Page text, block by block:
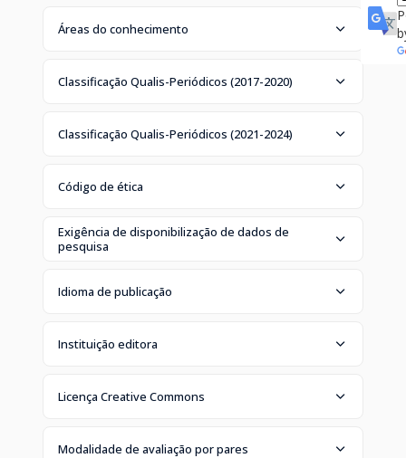
Áreas do conhecimento
Classificação Qualis-Periódicos (2017-2020)
Classificação Qualis-Periódicos (2021-2024)
Código de ética
Exigência de disponibilização de dados de
pesquisa
Idioma de publicação
Instituição editora
Licença Creative Commons
Modalidade de avaliação por pares